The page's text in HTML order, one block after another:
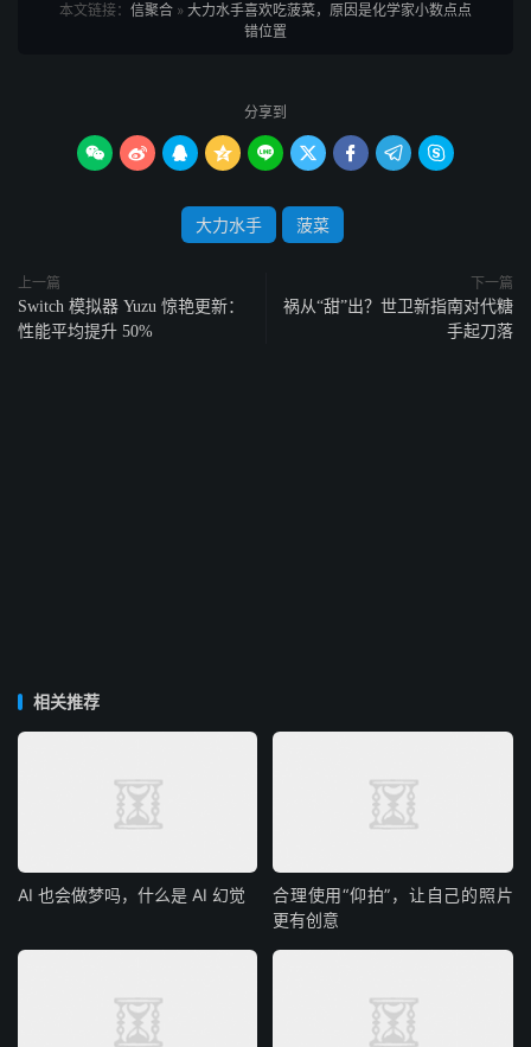
本文链接： 信聚合 » 大力水手喜欢吃菠菜，原因是化学家小数点点
错位置
分享到
        
大力水手 菠菜
上一篇
Switch 模拟器 Yuzu 惊艳更新：
性能平均提升 50%
下一篇
祸从“甜”出？世卫新指南对代糖
手起刀落
相关推荐
AI 也会做梦吗，什么是 AI 幻觉
合理使用“仰拍”，让自己的照片
更有创意